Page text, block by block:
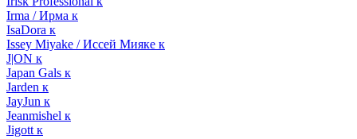
Irma / Ирма к
IsaDora к
Issey Miyake / Иссей Мияке к
J|ON к
Japan Gals к
Jarden к
JayJun к
Jeanmishel к
Jigott к